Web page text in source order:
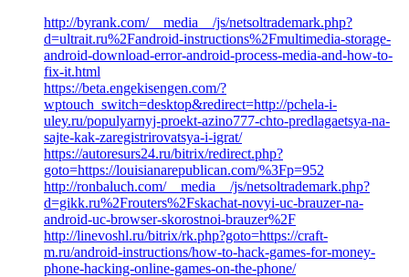
http://byrank.com/__media__/js/netsoltrademark.php?
d=ultrait.ru%2Fandroid-instructions%2Fmultimedia-storage-
android-download-error-android-process-media-and-how-to-
fix-it.html
https://beta.engekisengen.com/?
wptouch_switch=desktop&redirect=http://pchela-i-
uley.ru/populyarnyj-proekt-azino777-chto-predlagaetsya-na-
sajte-kak-zaregistrirovatsya-i-igrat/
https://autoresurs24.ru/bitrix/redirect.php?
goto=https://louisianarepublican.com/%3Fp=952
http://ronbaluch.com/__media__/js/netsoltrademark.php?
d=gikk.ru%2Frouters%2Fskachat-novyi-uc-brauzer-na-
android-uc-browser-skorostnoi-brauzer%2F
http://linevoshl.ru/bitrix/rk.php?goto=https://craft-
m.ru/android-instructions/how-to-hack-games-for-money-
phone-hacking-online-games-on-the-phone/